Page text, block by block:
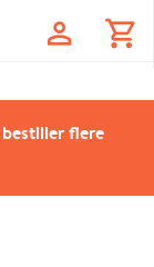
profile shopping_cart
flere